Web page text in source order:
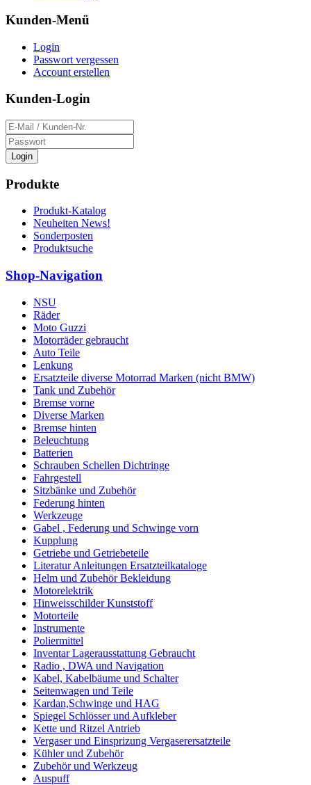
Kunden-Menü
Login
Passwort vergessen
Account erstellen
Kunden-Login
Login
Produkte
Produkt-Katalog
Neuheiten News!
Sonderposten
Produktsuche
Shop-Navigation
NSU
Räder
Moto Guzzi
Motorräder gebraucht
Auto Teile
Lenkung
Ersatzteile diverse Motorrad Marken (nicht BMW)
Tank und Zubehör
Bremse vorne
Diverse Marken
Bremse hinten
Beleuchtung
Batterien
Schrauben Schellen Dichtringe
Fahrgestell
Sitzbänke und Zubehör
Federung hinten
Werkzeuge
Gabel , Federung und Schwinge vorn
Kupplung
Getriebe und Getriebeteile
Literatur Anleitungen Ersatzteilkataloge
Helm und Zubehör Bekleidung
Motorelektrik
Hinweisschilder Kunststoff
Motorteile
Instrumente
Poliermittel
Inventar Lagerausstattung Gebraucht
Radio , DWA und Navigation
Kabel, Kabelbäume und Schalter
Seitenwagen und Teile
Kardan,Schwinge und HAG
Spiegel Schlösser und Aufkleber
Kette und Ritzel Antrieb
Vergaser und Einsprizung Vergaserersatzteile
Kühler und Zubehör
Zubehör und Werkzeug
Auspuff